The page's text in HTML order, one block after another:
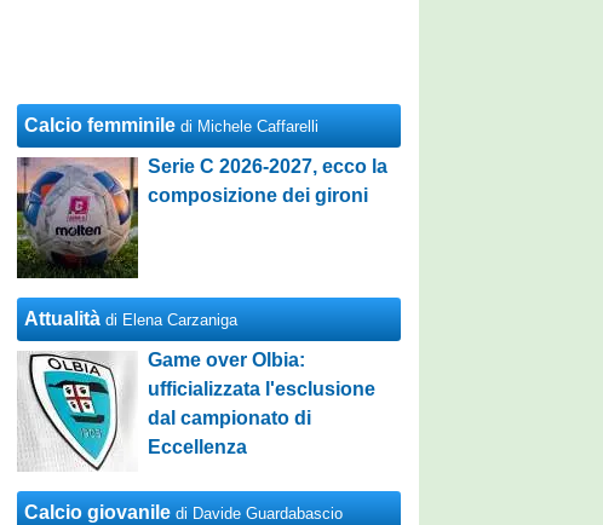
Calcio femminile di Michele Caffarelli
Serie C 2026-2027, ecco la
composizione dei gironi
Attualità di Elena Carzaniga
Game over Olbia:
ufficializzata l'esclusione
dal campionato di
Eccellenza
Calcio giovanile di Davide Guardabascio